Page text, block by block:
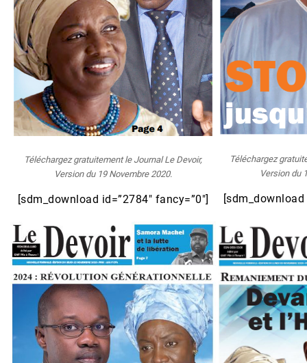
Téléchargez gratuitement le Journal Le Devoir,
Version du 19 Novembre 2020.
[sdm_download id=”2784″ fancy=”0″]
Téléchargez
Version du
[sdm_download